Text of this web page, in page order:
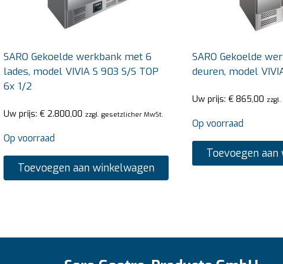
SARO Gekoelde werkbank met 6
lades, model VIVIA S 903 S/S TOP
6x 1/2
Uw prijs: €2.800,00 zzgl. gesetzlicher MwSt.
Op voorraad
Toevoegen aan winkelwagen
SARO Gekoelde
deuren, model
Uw prijs: € 865,00
Op voorraad
Toevoegen